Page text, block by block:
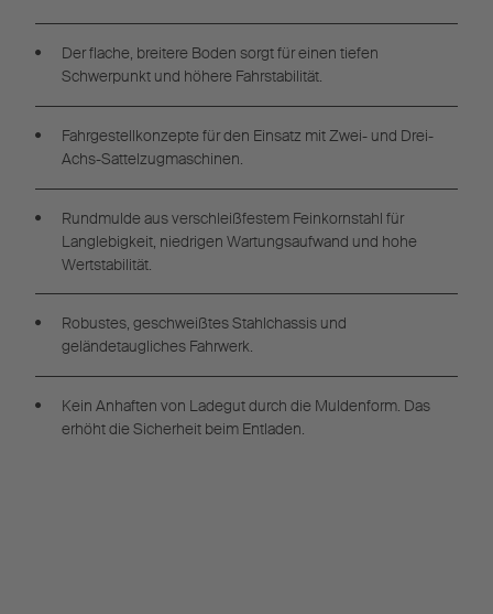
Der flache, breitere Boden sorgt für einen tiefen
Schwerpunkt und höhere Fahrstabilität.
Fahrgestellkonzepte für den Einsatz mit Zwei- und Drei-
Achs-Sattelzugmaschinen.
Rundmulde aus verschleißfestem Feinkornstahl für
Langlebigkeit, niedrigen Wartungsaufwand und hohe
Wertstabilität.
Robustes, geschweißtes Stahlchassis und
geländetaugliches Fahrwerk.
Kein Anhaften von Ladegut durch die Muldenform. Das
erhöht die Sicherheit beim Entladen.